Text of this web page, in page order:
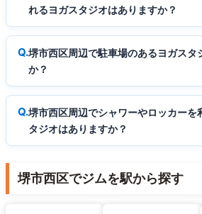
れるヨガスタジオはありますか？
堺市西区周辺で駐車場のあるヨガスタ
か？
堺市西区周辺でシャワーやロッカーを
タジオはありますか？
堺市西区でジムを駅から探す